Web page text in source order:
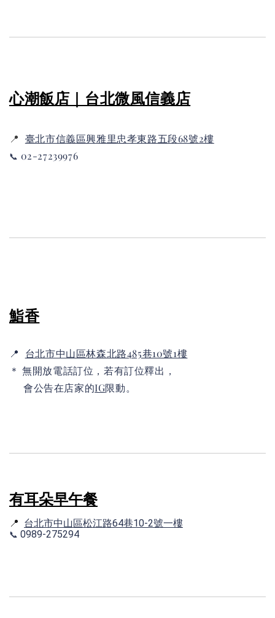
心潮飯店｜台北微風信義店
📍 臺北市信義區興雅里忠孝東路五段68號2樓
📞 02-27239976
鮨香
📍 台北市中山區林森北路485巷10號1樓
＊ 無開放電話訂位，若有訂位釋出，
會公告在店家的IG限動。
有耳朵早午餐
📍 台北市中山區松江路64巷10-2號一樓
📞 0989-275294